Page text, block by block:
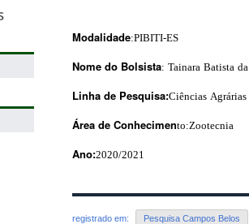
Modalidade:PIBITI-ES
Nome do Bolsista: Tainara Batista da
Linha de Pesquisa:Ciências Agrárias
Área de Conhecimento:Zootecnia
Ano:2020/2021
registrado em: Pesquisa Campos Belos